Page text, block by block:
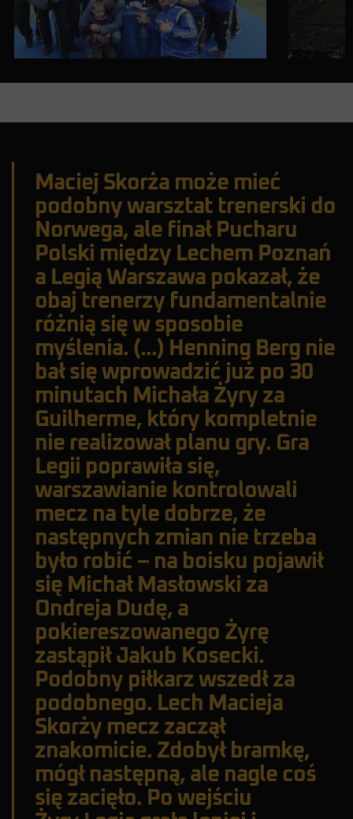
Maciej Skorża może mieć
podobny warsztat trenerski do
Norwega, ale finał Pucharu
Polski między Lechem Poznań
a Legią Warszawa pokazał, że
obaj trenerzy fundamentalnie
różnią się w sposobie
myślenia. (...) Henning Berg nie
bał się wprowadzić już po 30
minutach Michała Żyry za
Guilherme, który kompletnie
nie realizował planu gry. Gra
Legii poprawiła się,
warszawianie kontrolowali
mecz na tyle dobrze, że
następnych zmian nie trzeba
było robić – na boisku pojawił
się Michał Masłowski za
Ondreja Dudę, a
pokiereszowanego Żyrę
zastąpił Jakub Kosecki.
Podobny piłkarz wszedł za
podobnego. Lech Macieja
Skorży mecz zaczął
znakomicie. Zdobył bramkę,
mógł następną, ale nagle coś
się zacięło. Po wejściu